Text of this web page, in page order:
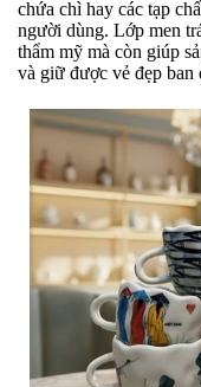
chứa chì hay các tạp
người dùng. Lớp men
thẩm mỹ mà còn giúp
và giữ được vẻ đẹp ban